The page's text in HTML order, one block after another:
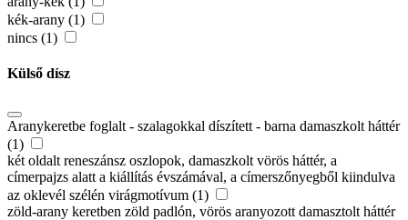
kék-arany (1)
nincs (1)
Külső dísz
Aranykeretbe foglalt - szalagokkal díszített - barna damaszkolt háttér
(1)
két oldalt reneszánsz oszlopok, damaszkolt vörös háttér, a
címerpajzs alatt a kiállítás évszámával, a címerszőnyegből kiindulva
az oklevél szélén virágmotívum (1)
zöld-arany keretben zöld padlón, vörös aranyozott damasztolt háttér